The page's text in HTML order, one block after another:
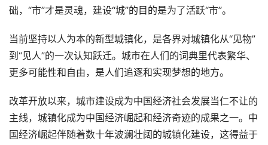
础，“市”才是灵魂，建设“城”的目的是为了活跃“市”。
当前坚持以人为本的新型城镇化，是各界对城镇化从“见物”
到“见人”的一次认知跃迁。城市在人们的词典里代表繁华、
更多可能性和自由，是人们追逐和实现梦想的地方。
改革开放以来，城市建设成为中国经济社会发展当仁不让的
主线，城镇化成为中国经济崛起和经济奇迹的成果之一。中
国经济崛起伴随着数十年波澜壮阔的城镇化建设，这得益于